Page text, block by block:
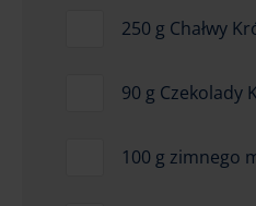
250 g Chałwy
90 g Czekolady
100 g zimnego